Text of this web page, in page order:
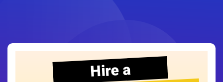
Hire a